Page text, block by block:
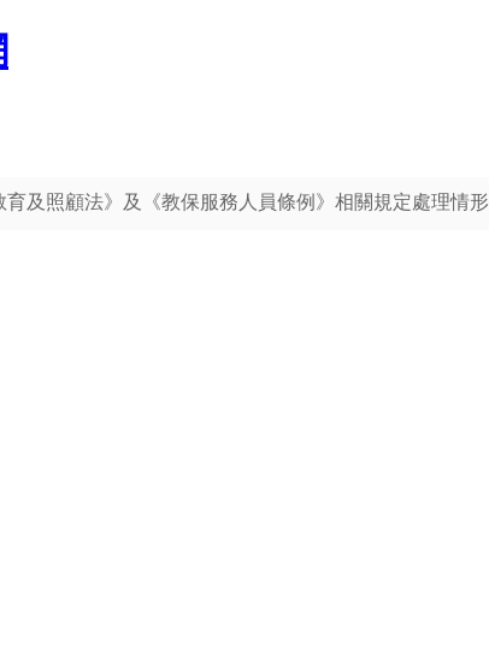
及照顧法》及《教保服務人員條例》相關規定處理情形